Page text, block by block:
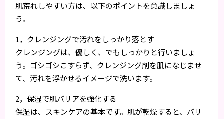
肌荒れしやすい方は、以下のポイントを意識しましょ
う。
1，クレンジングで汚れをしっかり落とす
クレンジングは、優しく、でもしっかりと行いましょ
う。ゴシゴシこすらず、クレンジング剤を肌になじませ
て、汚れを浮かせるイメージで洗います。
2，保湿で肌バリアを強化する
保湿は、スキンケアの基本です。肌が乾燥すると、バリ